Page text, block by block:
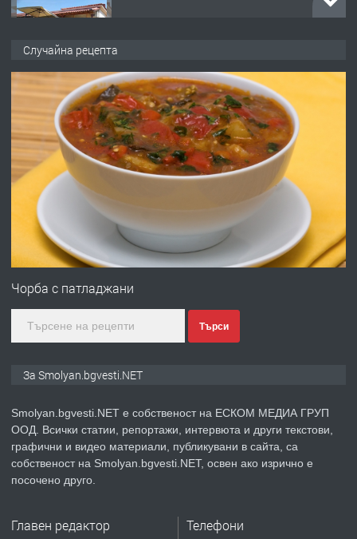
преди 2 години
НЕГОВОТО КАЧЕСТВО
преди 2 години
ПРЕДЛАГА Имот в Северна Гърция, до Кавала
преди 2 години
ПРЕДЛАГА Иглолистни Пелети клас А1
преди 2 години
ТЪРСИ Търсят се строителни работници
Случайна рецепта
Чорба с патладжани
Търси
За Smolyan.bgvesti.NET
Smolyan.bgvesti.NET е собственост на ЕСКОМ МЕДИА ГРУП
ООД. Всички статии, репортажи, интервюта и други текстови,
графични и видео материали, публикувани в сайта, са
собственост на Smolyan.bgvesti.NET, освен ако изрично е
посочено друго.
Главен редактор Телефони